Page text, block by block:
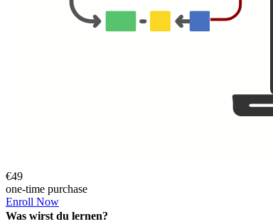
€49
one-time purchase
Enroll Now
Was wirst du lernen?